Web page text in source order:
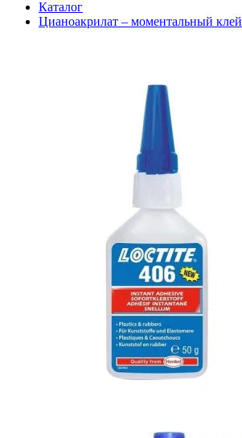
Каталог
Цианоакрилат – моментальный клей